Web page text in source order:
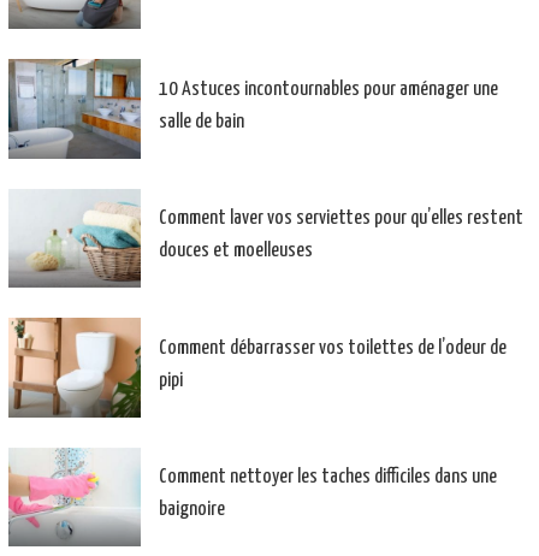
10 Astuces incontournables pour aménager une
salle de bain
Comment laver vos serviettes pour qu’elles restent
douces et moelleuses
Comment débarrasser vos toilettes de l’odeur de
pipi
Comment nettoyer les taches difficiles dans une
baignoire